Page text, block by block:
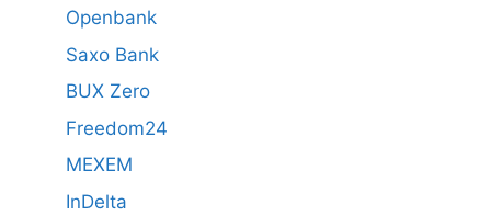
Openbank
Saxo Bank
BUX Zero
Freedom24
MEXEM
InDelta